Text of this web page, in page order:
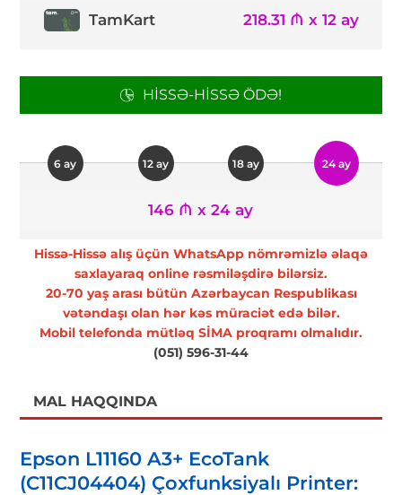
TamKart 218.31 ₼ x 12 ay
HISSƏ-HISSƏ ÖDƏ!
6 ay 12 ay 18 ay 24 ay
146 ₼ x 24 ay
Hissə-Hissə alış üçün WhatsApp nömrəmizlə əlaqə
saxlayaraq online rəsmiləşdirə bilərsiz.
20-70 yaş arası bütün Azərbaycan Respublikası
vətəndaşı olan hər kəs müraciət edə bilər.
Mobil telefonda mütləq SİMA proqramı olmalıdır.
(051) 596-31-44
MAL HAQQINDA
Epson L11160 A3+ EcoTank
(C11CJ04404) Çoxfunksiyalı Printer: